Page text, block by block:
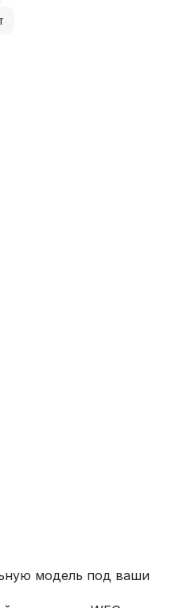
модель под ваши